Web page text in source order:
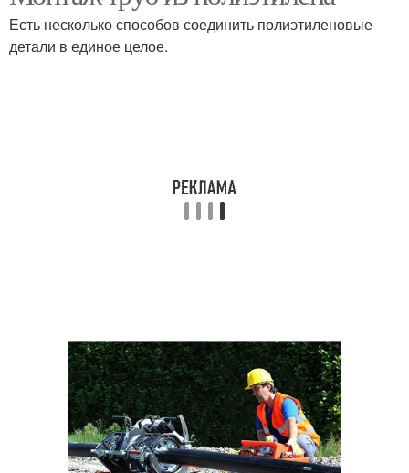
Металлические трубы
Есть несколько способов соединить полиэтиленовые
детали в единое целое.